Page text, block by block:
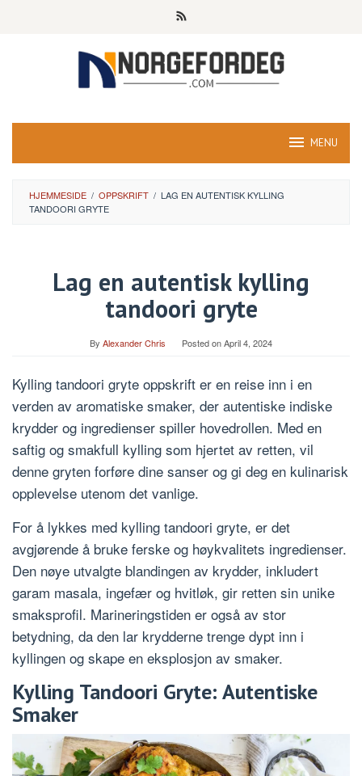
MENU
HJEMMESIDE / OPPSKRIFT / LAG EN AUTENTISK KYLLING
TANDOORI GRYTE
Lag en autentisk kylling
tandoori gryte
By Alexander Chris Posted onApril 4, 2024
Kylling tandoori gryte oppskrift er en reise inn i en
verden av aromatiske smaker, der autentiske indiske
krydder og ingredienser spiller hovedrollen. Med en
saftig og smakfull kylling som hjertet av retten, vil
denne gryten forføre dine sanser og gi deg en kulinarisk
opplevelse utenom det vanlige.
For å lykkes med kylling tandoori gryte, er det
avgjørende å bruke ferske og høykvalitets ingredienser.
Den nøye utvalgte blandingen av krydder, inkludert
garam masala, ingefær og hvitløk, gir retten sin unike
smaksprofil. Marineringstiden er også av stor
betydning, da den lar krydderne trenge dypt inn i
kyllingen og skape en eksplosjon av smaker.
Kylling Tandoori Gryte: Autentiske
Smaker